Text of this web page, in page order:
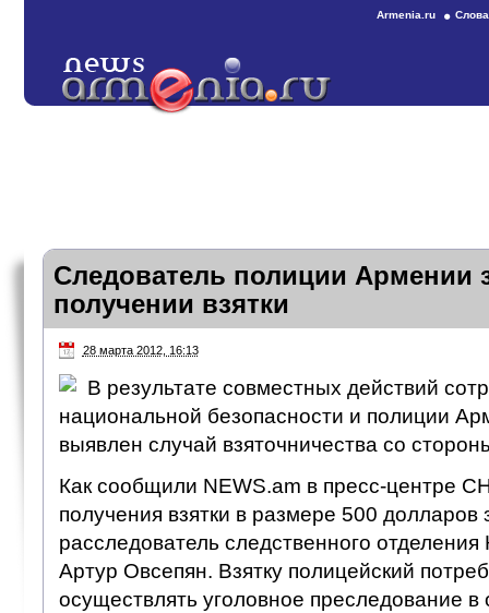
Armenia.ru
Следователь полиции Армении
получении взятки
28 марта 2012, 16:13
В результате совместных действий
национальной безопасности и полиции
выявлен случай взяточничества со
Как сообщили NEWS.am в пресс-центре
получения взятки в размере 500 долларов
расследователь следственного
Артур Овсепян. Взятку полицейский
осуществлять уголовное преследование